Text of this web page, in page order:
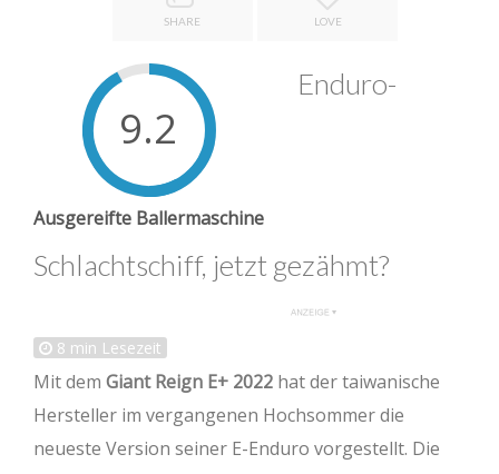
SHARE LOVE
9.2
Ausgereifte Ballermaschine
Enduro-
Schlachtschiff, jetzt gezähmt?
8 min Lesezeit
Mit dem Giant Reign E+ 2022 hat der taiwanische
Hersteller im vergangenen Hochsommer die
neueste Version seiner E-Enduro vorgestellt. Die